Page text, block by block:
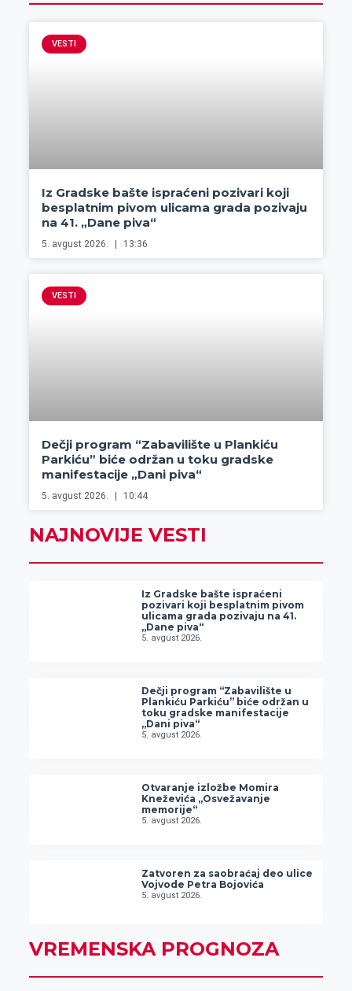
VESTI
Iz Gradske bašte ispraćeni pozivari koji
besplatnim pivom ulicama grada pozivaju
na 41. „Dane piva“
5. avgust 2026. 13:36
VESTI
Dečji program “Zabavilište u Plankiću
Parkiću” biće održan u toku gradske
manifestacije „Dani piva“
5. avgust 2026. 10:44
NAJNOVIJE VESTI
Iz Gradske bašte ispraćeni
pozivari koji besplatnim pivom
ulicama grada pozivaju na 41.
„Dane piva“
5. avgust 2026.
Dečji program “Zabavilište u
Plankiću Parkiću” biće održan u
toku gradske manifestacije
„Dani piva“
5. avgust 2026.
Otvaranje izložbe Momira
Kneževića „Osvežavanje
memorije“
5. avgust 2026.
Zatvoren za saobraćaj deo ulice
Vojvode Petra Bojovića
5. avgust 2026.
VREMENSKA PROGNOZA